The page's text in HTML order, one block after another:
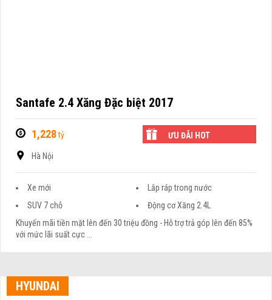
Santafe 2.4 Xăng Đặc biệt 2017
1,228tỷ ƯU ĐÃI HOT
Hà Nội
Xe mới
Lắp ráp trong nước
SUV 7 chỗ
Động cơ Xăng 2.4L
Khuyến mãi tiền mặt lên đến 30 triệu đồng - Hỗ trợ trả góp lên đến 85%
với mức lãi suất cực ...
HYUNDAI